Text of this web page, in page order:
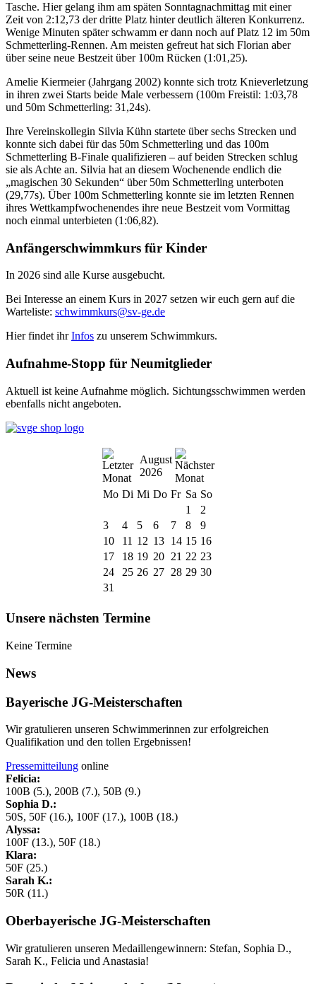
Tasche. Hier gelang ihm am späten Sonntagnachmittag mit einer
Zeit von 2:12,73 der dritte Platz hinter deutlich älteren Konkurrenz.
Wenige Minuten später schwamm er dann noch auf Platz 12 im 50m
Schmetterling-Rennen. Am meisten gefreut hat sich Florian aber
über seine neue Bestzeit über 100m Rücken (1:01,25).
Amelie Kiermeier (Jahrgang 2002) konnte sich trotz Knieverletzung
in ihren zwei Starts beide Male verbessern (100m Freistil: 1:03,78
und 50m Schmetterling: 31,24s).
Ihre Vereinskollegin Silvia Kühn startete über sechs Strecken und
konnte sich dabei für das 50m Schmetterling und das 100m
Schmetterling B-Finale qualifizieren – auf beiden Strecken schlug
sie als Achte an. Silvia hat an diesem Wochenende endlich die
„magischen 30 Sekunden“ über 50m Schmetterling unterboten
(29,77s). Über 100m Schmetterling konnte sie im letzten Rennen
ihres Wettkampfwochenendes ihre neue Bestzeit vom Vormittag
noch einmal unterbieten (1:06,82).
Anfängerschwimmkurs für Kinder
In 2026 sind alle Kurse ausgebucht.
Bei Interesse an einem Kurs in 2027 setzen wir euch gern auf die
Warteliste: schwimmkurs@sv-ge.de
Hier findet ihrInfos zu unserem Schwimmkurs.
Aufnahme-Stopp für Neumitglieder
Aktuell ist keine Aufnahme möglich. Sichtungsschwimmen werden
ebenfalls nicht angeboten.
August
2026
Mo Di Mi Do Fr Sa So
1
2
3
4 5 6 7 8
9
10
11 12 13 14 15 16
17
18 19 20 21 22 23
24
25 26 27 28 29 30
31
Unsere nächsten Termine
Keine Termine
News
Bayerische JG-Meisterschaften
Wir gratulieren unseren Schwimmerinnen zur erfolgreichen
Qualifikation und den tollen Ergebnissen!
Pressemitteilung online
Felicia:
100B (5.), 200B (7.), 50B (9.)
Sophia D.:
50S, 50F (16.), 100F (17.), 100B (18.)
Alyssa:
100F (13.), 50F (18.)
Klara:
50F (25.)
Sarah K.:
50R (11.)
Oberbayerische JG-Meisterschaften
Wir gratulieren unseren Medaillengewinnern: Stefan, Sophia D.,
Sarah K., Felicia und Anastasia!